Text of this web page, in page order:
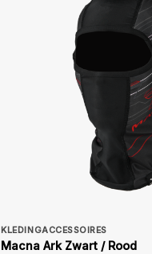
KLEDINGACCESSOIRES
Macna Ark Zwart / Rood